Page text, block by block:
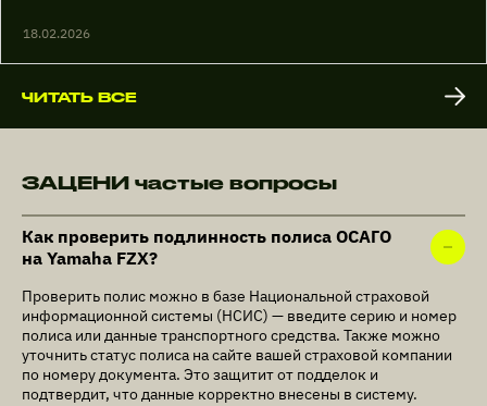
18.02.2026
ЧИТАТЬ ВСЕ
ЗАЦЕНИ частые вопросы
Как проверить подлинность полиса ОСАГО
на Yamaha FZX?
Проверить полис можно в базе Национальной страховой
информационной системы (НСИС) — введите серию и номер
полиса или данные транспортного средства. Также можно
уточнить статус полиса на сайте вашей страховой компании
по номеру документа. Это защитит от подделок и
подтвердит, что данные корректно внесены в систему.